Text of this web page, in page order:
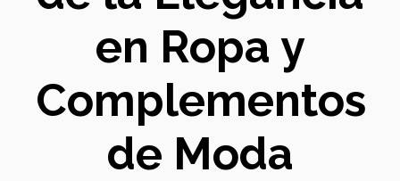
en Ropa y
Complementos
de Moda